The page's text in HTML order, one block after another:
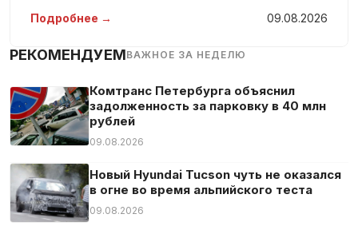
Система предупреждения об усталости
Тонированные стекла
Тюнер/радио
Центральный замок
Экстренное торможение
движения к прежнему уровню в 50 процентов.
Подробнее → 09.08.2026
РЕКОМЕНДУЕМВАЖНОЕ ЗА НЕДЕЛЮ
Комтранс Петербурга объяснил
задолженность за парковку в 40 млн
рублей
09.08.2026
Новый Hyundai Tucson чуть не оказался
в огне во время альпийского теста
09.08.2026